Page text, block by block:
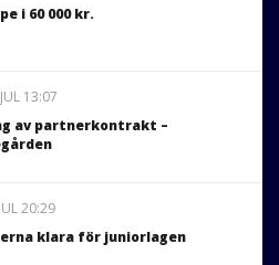
i 60 000 kr.
13:07
av partnerkontrakt –
20:29
klara för juniorlagen